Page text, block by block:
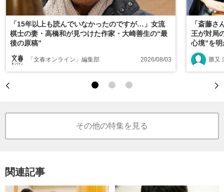
「15年以上も読んでいなかったのですが…」女流
棋士の妻・高橋和が見つけた作家・大崎善生の“最
後の原稿”
「文春オンライン」編集部 2026/08/03
「斎藤
王が対局
心境”を
勝又
その他の特集を見る
関連記事